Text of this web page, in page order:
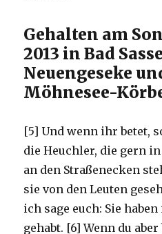
Christoph
Fleischer,
Werl
2013
Gehalten am
2013 in Bad
Neuengeseke
Möhnesee-
[5] Und wenn ihr betet,
die Heuchler, die gern
an den Straßenecken
sie von den Leuten
ich sage euch: Sie
gehabt. [6] Wenn du